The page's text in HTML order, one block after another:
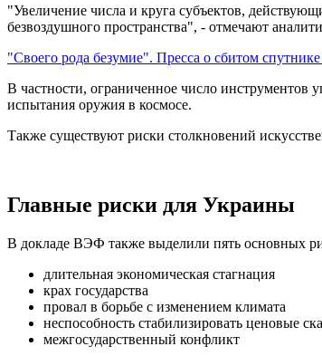
"Увеличение числа и круга субъектов,
безвоздушного пространства", - отмечают
"Cвоего рода безумие". Пресса о сбитом
В частности, ограниченное число инструментов
испытания оружия в космосе.
Также существуют риски столкновений
Главные риски для Украины
В докладе ВЭФ также выделили пять основных
длительная экономическая стагнация
крах государства
провал в борьбе с изменением климата
неспособность стабилизировать ценовые
межгосударственный конфликт